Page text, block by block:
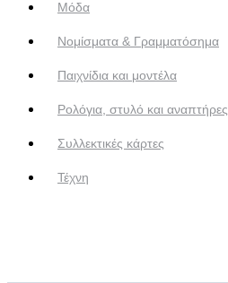
Μόδα
Νομίσματα & Γραμματόσημα
Παιχνίδια και μοντέλα
Ρολόγια, στυλό και αναπτήρες
Συλλεκτικές κάρτες
Τέχνη